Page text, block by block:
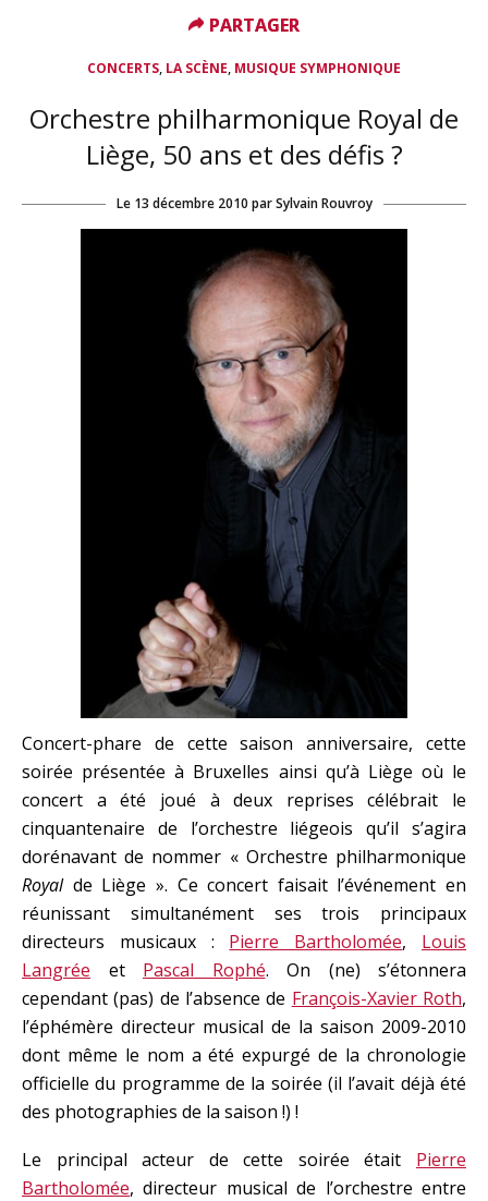
CONCERTS, LA SCÈNE, MUSIQUE SYMPHONIQUE
Orchestre philharmonique Royal de
Liège, 50 ans et des défis ?
Le 13 décembre 2010 par Sylvain Rouvroy
Concert-phare de cette saison anniversaire, cette
soirée présentée à Bruxelles ainsi qu’à Liège où le
concert a été joué à deux reprises célébrait le
cinquantenaire de l’orchestre liégeois qu’il s’agira
dorénavant de nommer « Orchestre philharmonique
Royalde Liège ». Ce concert faisait l’événement en
réunissant simultanément ses trois principaux
directeurs musicaux : Pierre Bartholomée, Louis
Langrée et Pascal Rophé. On (ne) s’étonnera
cependant (pas) de l’absence de François-Xavier Roth,
l’éphémère directeur musical de la saison 2009-2010
dont même le nom a été expurgé de la chronologie
officielle du programme de la soirée (il l’avait déjà été
des photographies de la saison !) !
Le principal acteur de cette soirée était Pierre
Bartholomée, directeur musical de l’orchestre entre
PARTAGER
PARTAGER